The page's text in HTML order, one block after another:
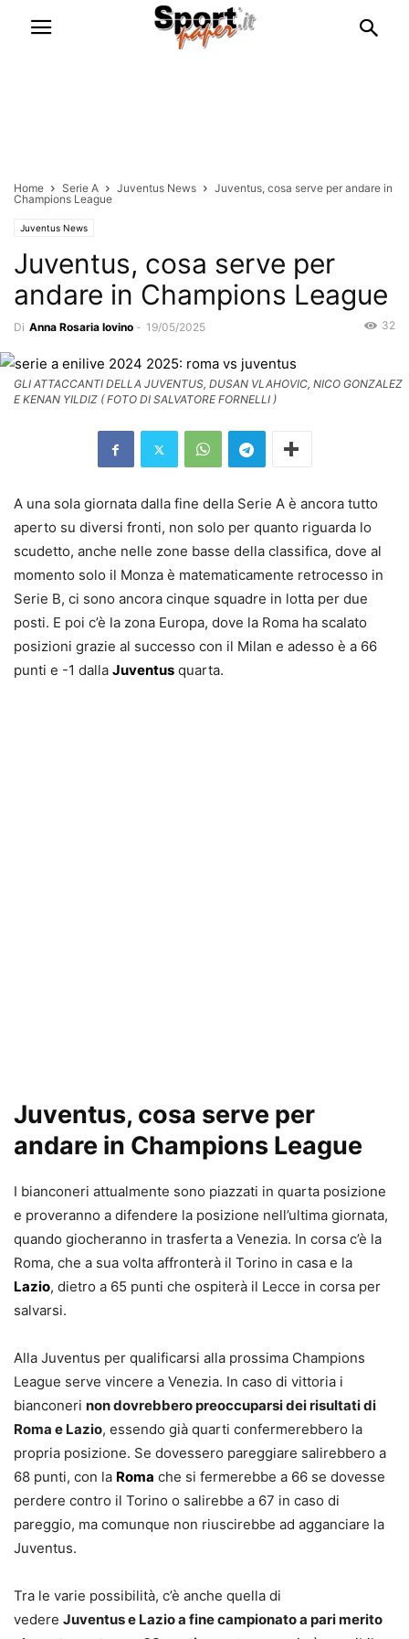
Home Serie A Juventus News
Juventus, cosa serve per andare in
Champions League
Juventus News
Juventus, cosa serve per
andare in Champions League
Di Anna Rosaria Iovino - 19/05/2025 32
GLI ATTACCANTI DELLA JUVENTUS, DUSAN VLAHOVIC, NICO GONZALEZ
E KENAN YILDIZ ( FOTO DI SALVATORE FORNELLI )
A una sola giornata dalla fine della Serie A è ancora tutto
aperto su diversi fronti, non solo per quanto riguarda lo
scudetto, anche nelle zone basse della classifica, dove al
momento solo il Monza è matematicamente retrocesso in
Serie B, ci sono ancora cinque squadre in lotta per due
posti. E poi c’è la zona Europa, dove la Roma ha scalato
posizioni grazie al successo con il Milan e adesso è a 66
punti e -1 dalla Juventus quarta.
Juventus, cosa serve per
andare in Champions League
I bianconeri attualmente sono piazzati in quarta posizione
e proveranno a difendere la posizione nell’ultima giornata,
quando giocheranno in trasferta a Venezia. In corsa c’è la
Roma, che a sua volta affronterà il Torino in casa e la
Lazio, dietro a 65 punti che ospiterà il Lecce in corsa per
salvarsi.
Alla Juventus per qualificarsi alla prossima Champions
League serve vincere a Venezia. In caso di vittoria i
bianconeri non dovrebbero preoccuparsi dei risultati di
Roma e Lazio, essendo già quarti confermerebbero la
propria posizione. Se dovessero pareggiare salirebbero a
68 punti, con la Roma che si fermerebbe a 66 se dovesse
perdere contro il Torino o salirebbe a 67 in caso di
pareggio, ma comunque non riuscirebbe ad agganciare la
Juventus.
Tra le varie possibilità, c’è anche quella di
vedere Juventus e Lazio a fine campionato a pari merito